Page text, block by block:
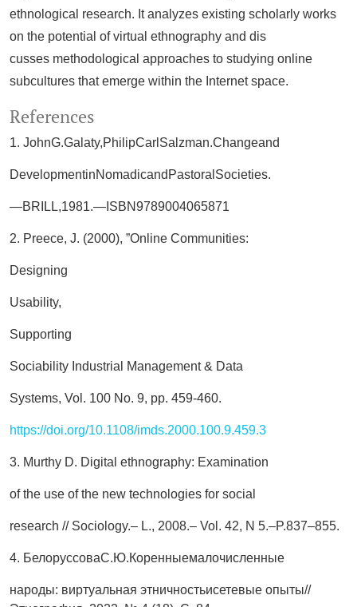
ethnological research. It analyzes existing scholarly works
on the potential of virtual ethnography and dis
cusses methodological approaches to studying online
subcultures that emerge within the Internet space.
References
1. JohnG.Galaty,PhilipCarlSalzman.Changeand
DevelopmentinNomadicandPastoralSocieties.
—BRILL,1981.—ISBN9789004065871
2. Preece, J. (2000), ”Online Communities:
Designing
Usability,
Supporting
Sociability Industrial Management & Data
Systems, Vol. 100 No. 9, pp. 459-460.
https://doi.org/10.1108/imds.2000.100.9.459.3
3. Murthy D. Digital ethnography: Examination
of the use of the new technologies for social
research // Sociology.– L., 2008.– Vol. 42, N 5.–P.837–855.
4. БелоруссоваС.Ю.Коренныемалочисленные
народы: виртуальная этничностьисетевые опыты//